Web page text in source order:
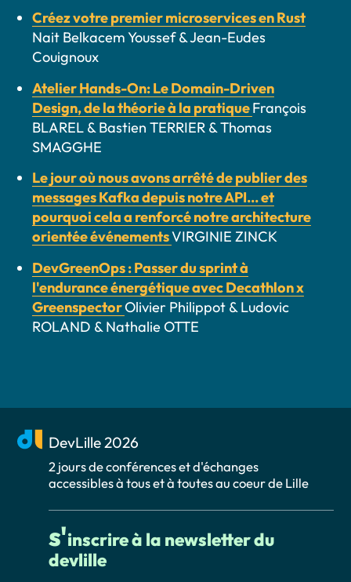
Créez votre premier microservices en Rust
Nait Belkacem Youssef & Jean-Eudes
Couignoux
Atelier Hands-On: Le Domain-Driven
Design, de la théorie à la pratiqueFrançois
BLAREL & Bastien TERRIER & Thomas
SMAGGHE
Le jour où nous avons arrêté de publier des
messages Kafka depuis notre API... et
pourquoi cela a renforcé notre architecture
orientée événementsVIRGINIE ZINCK
DevGreenOps : Passer du sprint à
l'endurance énergétique avec Decathlon x
GreenspectorOlivier Philippot & Ludovic
ROLAND & Nathalie OTTE
DevLille 2026
2 jours de conférences et d'échanges
accessibles à tous et à toutes au coeur de Lille
s'inscrire à la newsletter du
devlille